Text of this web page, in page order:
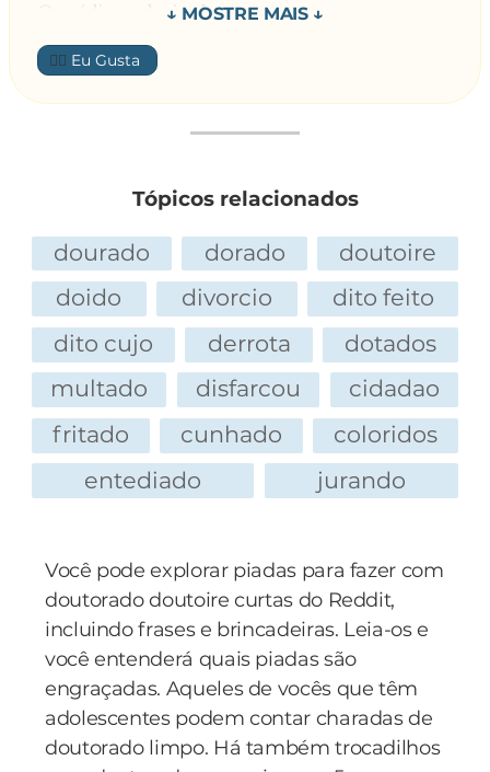
O médico, admirado:
- O quê, já seguiu este regime?!
Responde o homem:
- Já! Nos meus primeiros doze meses de vida
👍🏼
Tópicos relacionados
dourado dorado
doutoire
doido
divorcio
dito feito
dito cujo
derrota
dotados
multado
disfarcou
cidadao
fritado
cunhado
coloridos
entediado
jurando
Você pode explorar piadas para fazer com
doutorado doutoire curtas do Reddit,
incluindo frases e brincadeiras. Leia-os e
você entenderá quais piadas são
engraçadas. Aqueles de vocês que têm
adolescentes podem contar charadas de
doutorado limpo. Há também trocadilhos